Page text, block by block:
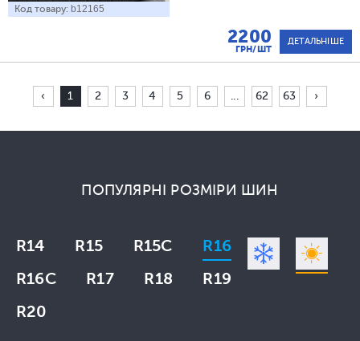
Код товару: b12165
2200
ГРН/ШТ
ДЕТАЛЬНІШЕ
‹ 1 2 3 4 5 6 ... 62 63 ›
ПОПУЛЯРНІ РОЗМІРИ ШИН
R14 R15 R15C
R16
R16C
R17 R18
R19
R20